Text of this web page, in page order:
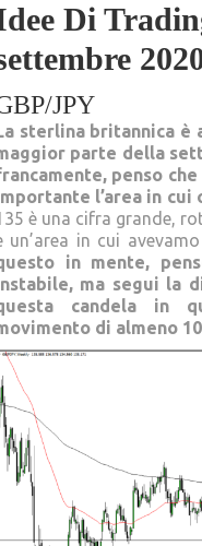
Di
JPY
sterlina britannica è
parte della
penso
l’area in
è una cifra grande,
un’area in cui
in mente,
ma segui la
candela in
di almeno